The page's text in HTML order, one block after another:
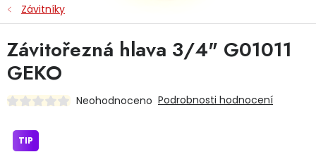
Stavba a dům
Závitníky
Závitořezná hlava 3/4" G01011
GEKO
Neohodnoceno Podrobnosti hodnocení
TIP